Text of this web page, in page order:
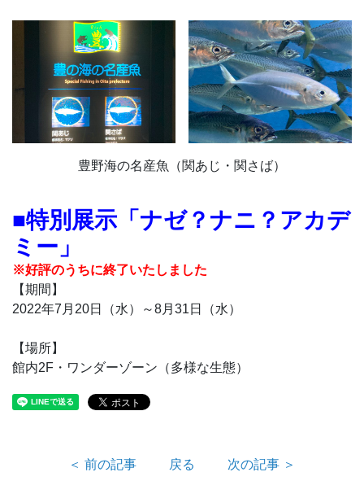
豊野海の名産魚（関あじ・関さば）
■特別展示「ナゼ？ナニ？アカデ
ミー」
※好評のうちに終了いたしました
【期間】
2022年7月20日（水）～8月31日（水）
【場所】
館内2F・ワンダーゾーン（多様な生態）
＜ 前の記事 戻る 次の記事 ＞